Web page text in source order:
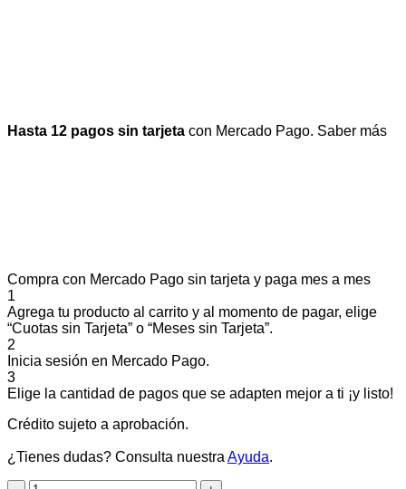
Hasta 12 pagos sin tarjeta con Mercado Pago. Saber más
Compra con Mercado Pago sin tarjeta y paga mes a mes
1
Agrega tu producto al carrito y al momento de pagar, elige
“Cuotas sin Tarjeta” o “Meses sin Tarjeta”.
2
Inicia sesión en Mercado Pago.
3
Elige la cantidad de pagos que se adapten mejor a ti ¡y listo!
Crédito sujeto a aprobación.
¿Tienes dudas? Consulta nuestra Ayuda.